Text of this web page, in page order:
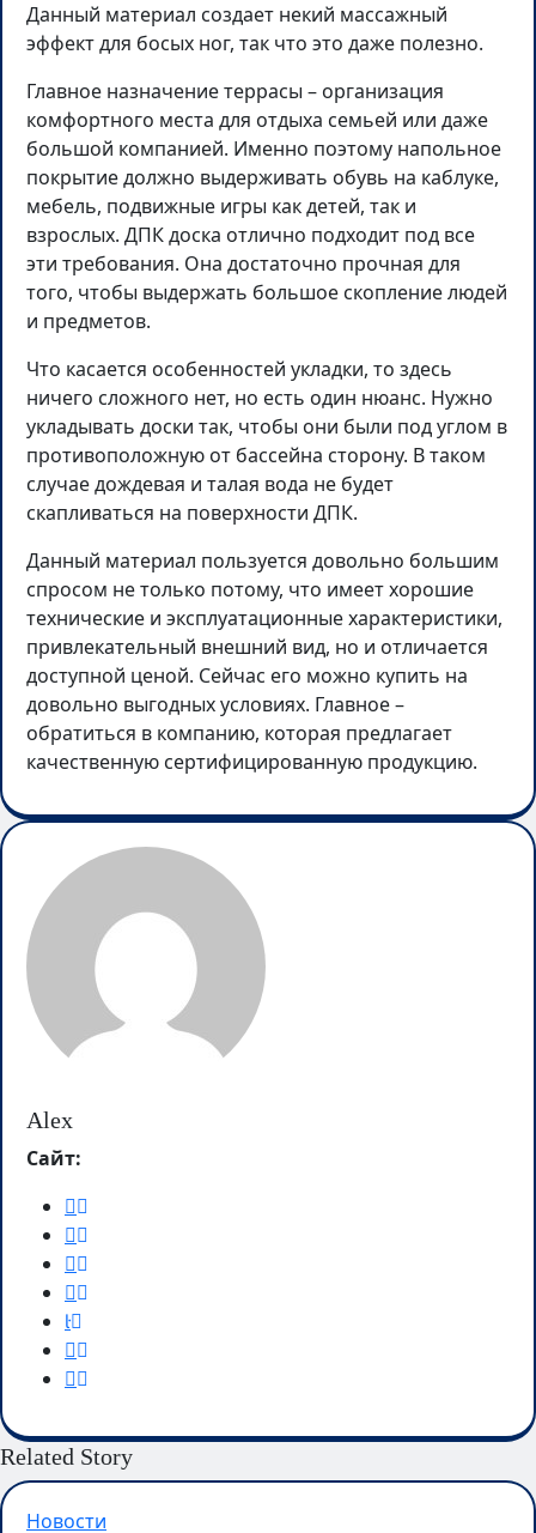
Данный материал создает некий массажный
эффект для босых ног, так что это даже полезно.
Главное назначение террасы – организация
комфортного места для отдыха семьей или даже
большой компанией. Именно поэтому напольное
покрытие должно выдерживать обувь на каблуке,
мебель, подвижные игры как детей, так и
взрослых. ДПК доска отлично подходит под все
эти требования. Она достаточно прочная для
того, чтобы выдержать большое скопление людей
и предметов.
Что касается особенностей укладки, то здесь
ничего сложного нет, но есть один нюанс. Нужно
укладывать доски так, чтобы они были под углом в
противоположную от бассейна сторону. В таком
случае дождевая и талая вода не будет
скапливаться на поверхности ДПК.
Данный материал пользуется довольно большим
спросом не только потому, что имеет хорошие
технические и эксплуатационные характеристики,
привлекательный внешний вид, но и отличается
доступной ценой. Сейчас его можно купить на
довольно выгодных условиях. Главное –
обратиться в компанию, которая предлагает
качественную сертифицированную продукцию.
Alex
Сайт:
Related Story
Новости